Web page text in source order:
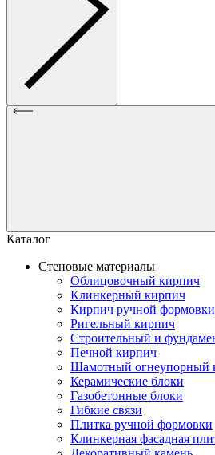
Каталог
Стеновые материалы
Облицовочный кирпич
Клинкерный кирпич
Кирпич ручной формовки
Ригельный кирпич
Строительный и
Печной кирпич
Шамотный огнеупорный
Керамические блоки
Газобетонные блоки
Гибкие связи
Плитка ручной формовки
Клинкерная фасадная